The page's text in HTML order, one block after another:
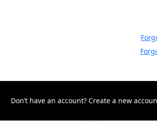
Don’t have an account? Create a new